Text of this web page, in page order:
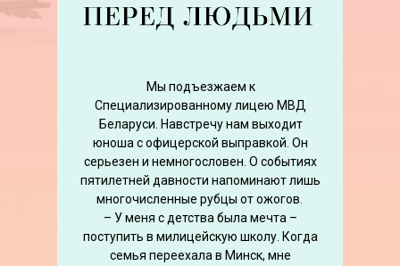
Мы подъезжаем к
Специализированному лицею МВД
Беларуси. Навстречу нам выходит
юноша с офицерской выправкой. Он
серьезен и немногословен. О событиях
пятилетней давности напоминают лишь
многочисленные рубцы от ожогов.
– У меня с детства была мечта –
поступить в милицейскую школу. Когда
семья переехала в Минск, мне